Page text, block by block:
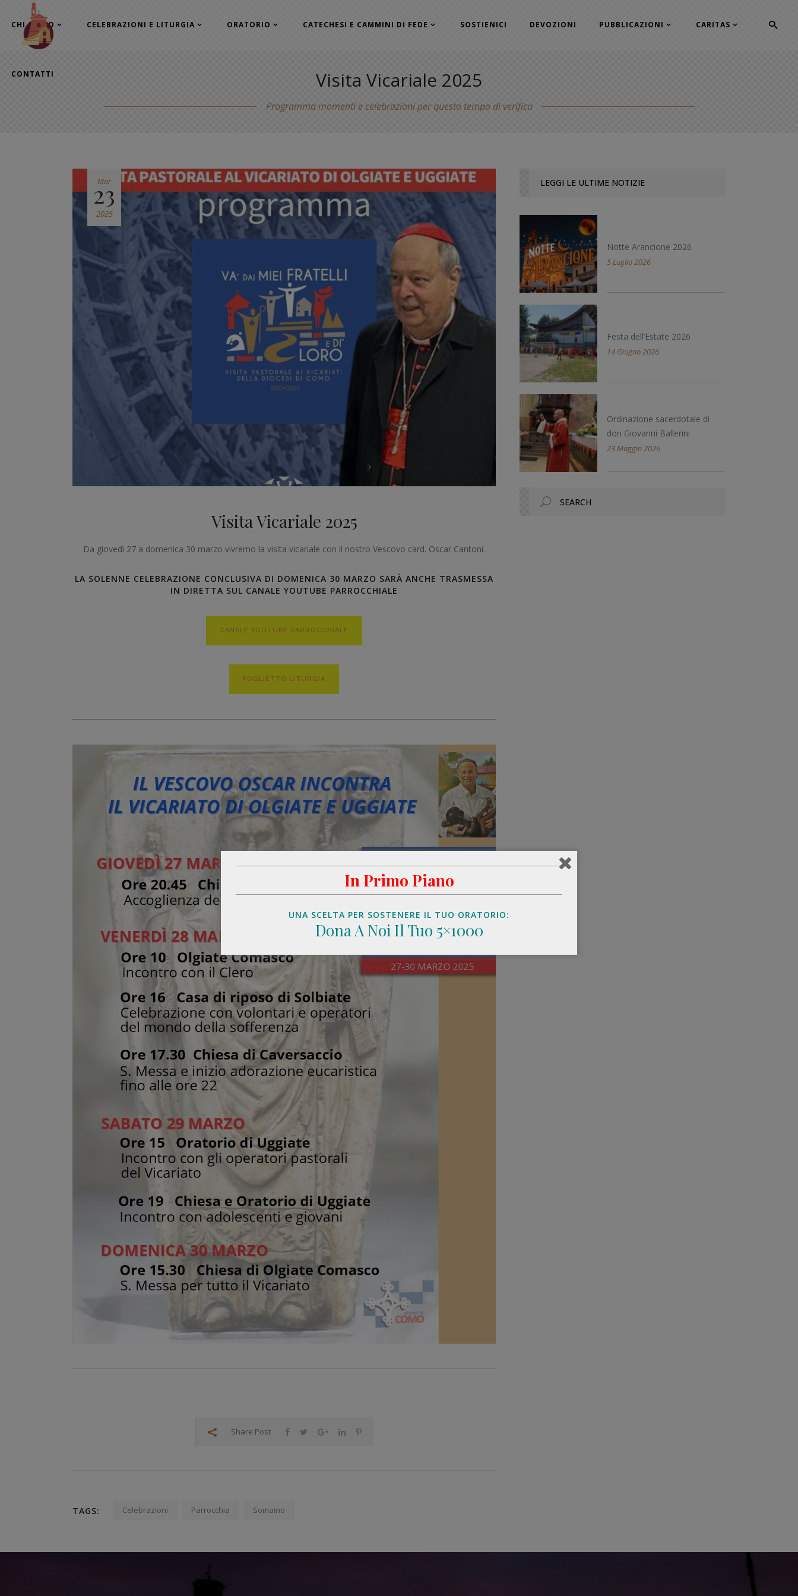
CHI SIAMO CELEBRAZIONI E LITURGIA ORATORIO CATECHESI E CAMMINI DI FEDE SOSTIENICI DEVOZIONI PUBBLICAZIONI CARITAS
CONTATTI Visita Vicariale 2025
Programma momenti e celebrazioni per questo tempo di verifica
Mar
23
2025
Visita Vicariale 2025
Da giovedì 27 a domenica 30 marzo vivremo la visita vicariale con il nostro Vescovo card. Oscar Cantoni.
LA SOLENNE CELEBRAZIONE CONCLUSIVA DI DOMENICA 30 MARZO SARÀ ANCHE TRASMESSA
IN DIRETTA SUL CANALE YOUTUBE PARROCCHIALE
CANALE YOUTUBE PARROCCHIALE
FOGLIETTO LITURGIA
Share Post
TAGS: Celebrazioni Parrocchia Somaino
LEGGI LE ULTIME NOTIZIE
Notte Arancione 2026
5 Luglio 2026
Festa dell’Estate 2026
14 Giugno 2026
Ordinazione sacerdotale di
don Giovanni Ballerini
23 Maggio 2026
In Primo Piano
UNA SCELTA PER SOSTENERE IL TUO ORATORIO:
Dona A Noi Il Tuo 5×1000